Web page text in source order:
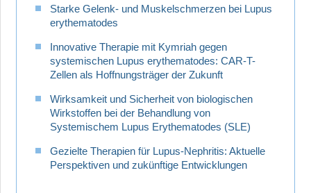
Starke Gelenk- und Muskelschmerzen bei Lupus
erythematodes
Innovative Therapie mit Kymriah gegen
systemischen Lupus erythematodes: CAR-T-
Zellen als Hoffnungsträger der Zukunft
Wirksamkeit und Sicherheit von biologischen
Wirkstoffen bei der Behandlung von
Systemischem Lupus Erythematodes (SLE)
Gezielte Therapien für Lupus-Nephritis: Aktuelle
Perspektiven und zukünftige Entwicklungen